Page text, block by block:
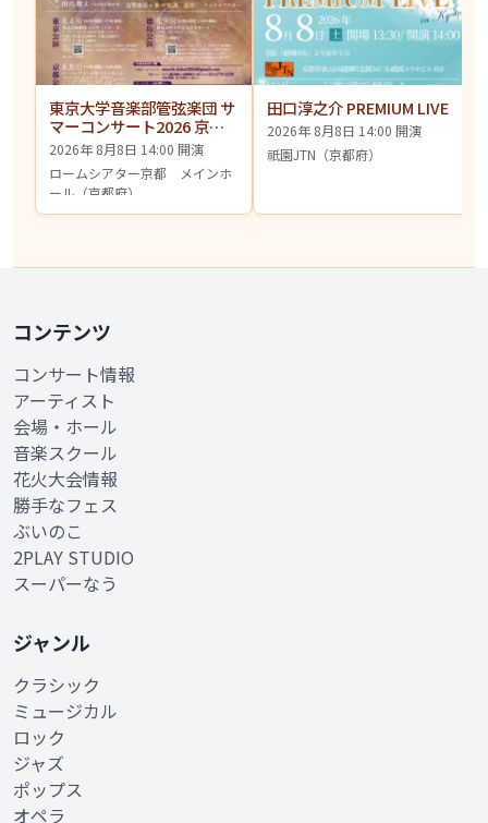
東京大学音楽部管弦楽団 サ
マーコンサート2026 京都
公演
2026年 8月8日 14:00 開演
ロームシアター京都 メインホ
ール（京都府）
田口淳之介 PREMIUM LIVE
2026年 8月8日 14:00 開演
祇園JTN（京都府）
コンテンツ
コンサート情報
アーティスト
会場・ホール
音楽スクール
花火大会情報
勝手なフェス
ぶいのこ
2PLAY STUDIO
スーパーなう
ジャンル
クラシック
ミュージカル
ロック
ジャズ
ポップス
オペラ